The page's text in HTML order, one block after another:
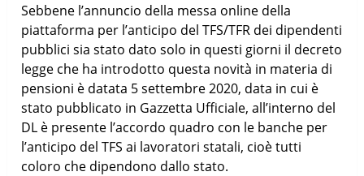
Sebbene l’annuncio della messa online della
piattaforma per l’anticipo del TFS/TFR dei dipendenti
pubblici sia stato dato solo in questi giorni il decreto
legge che ha introdotto questa novità in materia di
pensioni è datata 5 settembre 2020, data in cui è
stato pubblicato in Gazzetta Ufficiale, all’interno del
DL è presente l’accordo quadro con le banche per
l’anticipo del TFS ai lavoratori statali, cioè tutti
coloro che dipendono dallo stato.